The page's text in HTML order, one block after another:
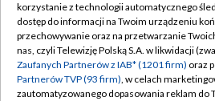
TVP
Abonament TVP
Emisja w TVP
Centrum informacji TVP
Regulamin
Polityka
Moje
korzystanie z technologii automatycznego
dostęp do informacji na Twoim urządzeniu
przechowywanie oraz na przetwarzanie
nas, czyli Telewizję Polską S.A. w likwidacji
Zaufanych Partnerów z IAB* (1201 firm) oraz
Partnerów TVP (93 firm), w celach
zautomatyzowanego dopasowania reklam do